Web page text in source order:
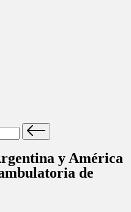
y América
de